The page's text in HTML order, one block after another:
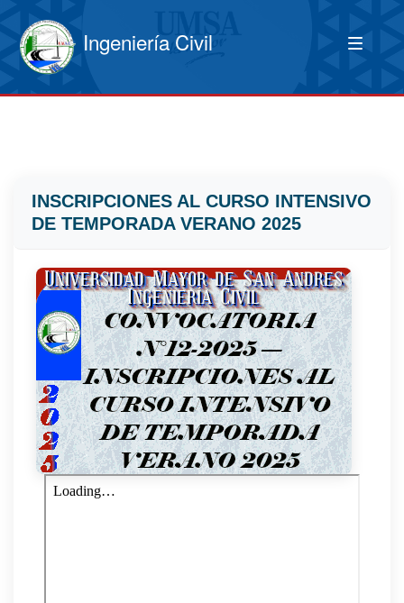
Ingeniería Civil
INSCRIPCIONES AL CURSO INTENSIVO
DE TEMPORADA VERANO 2025